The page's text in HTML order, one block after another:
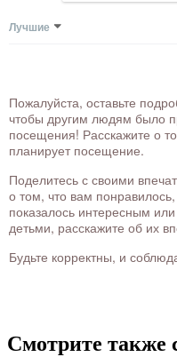
Лучшие
Пожалуйста, оставьте
чтобы другим людям было
посещения! Расскажите о
планирует посещение.
Поделитесь с своими
о том, что вам
показалось интересным
детьми, расскажите об их
Будьте корректны, и
Смотрите также